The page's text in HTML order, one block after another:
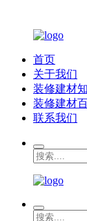
首页
关于我们
装修建材
装修建材
联系我们